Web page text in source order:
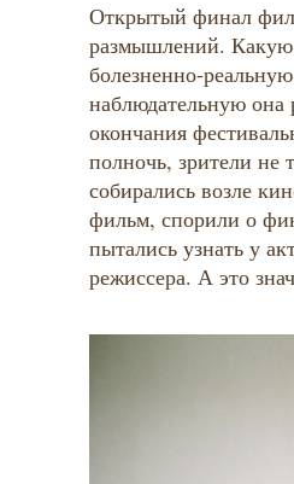
Открытый финал
размышлений. Какую
болезненно-
наблюдательную она
окончания
полночь, зрители не
собирались возле
фильм, спорили о
пытались узнать у
режиссера. А это